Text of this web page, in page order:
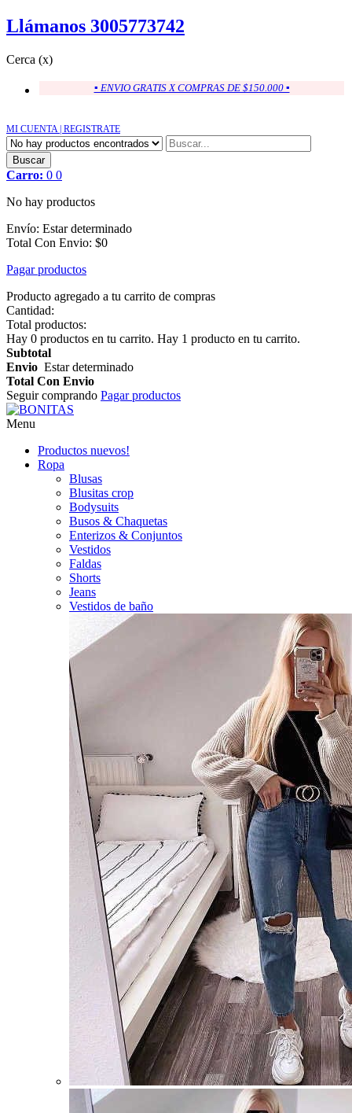
Llámanos 3005773742
Cerca (x)
▪ ENVIO GRATIS X COMPRAS DE $150.000 ▪
MI CUENTA | REGISTRATE
Buscar
Carro: 0 0
No hay productos
Envío: Estar determinado
Total Con Envio: $0
Pagar productos
Producto agregado a tu carrito de compras
Cantidad:
Total productos:
Hay 0 productos en tu carrito. Hay 1 producto en tu carrito.
Subtotal
Envio Estar determinado
Total Con Envio
Seguir comprando Pagar productos
Menu
Productos nuevos!
Ropa
Blusas
Blusitas crop
Bodysuits
Busos & Chaquetas
Enterizos & Conjuntos
Vestidos
Faldas
Shorts
Jeans
Vestidos de baño